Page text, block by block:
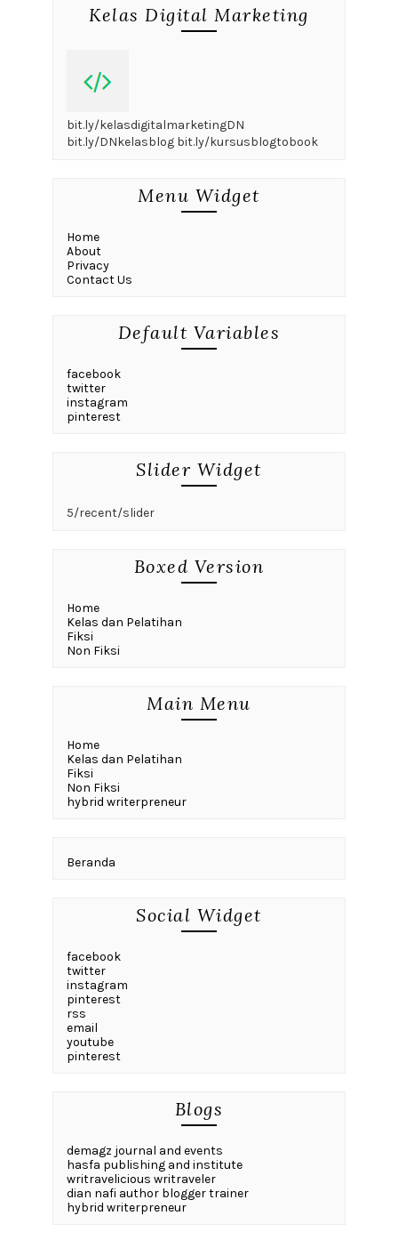
Kelas Digital Marketing
bit.ly/kelasdigitalmarketingDN
bit.ly/DNkelasblog bit.ly/kursusblogtobook
Menu Widget
Home
About
Privacy
Contact Us
Default Variables
facebook
twitter
instagram
pinterest
Slider Widget
5/recent/slider
Boxed Version
Home
Kelas dan Pelatihan
Fiksi
Non Fiksi
Main Menu
Home
Kelas dan Pelatihan
Fiksi
Non Fiksi
hybrid writerpreneur
Beranda
Social Widget
facebook
twitter
instagram
pinterest
rss
email
youtube
pinterest
Blogs
demagz journal and events
hasfa publishing and institute
writravelicious writraveler
dian nafi author blogger trainer
hybrid writerpreneur